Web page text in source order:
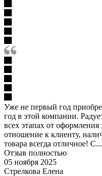
Уже не первый год
год в этой компании.
всех этапах от оформления
отношение к клиенту,
товара всегда отличное! С...
Отзыв полностью
05 ноября 2025
Стрелкова Елена